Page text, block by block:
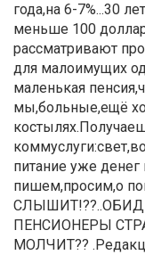
года,на 6-7%...30
меньше 100
рассматривают
для малоимущих
маленькая
мы,больные,ещё
питание уже денег
пишем,просим,о
ПЕНСИОНЕРЫ
МОЛЧИТ??